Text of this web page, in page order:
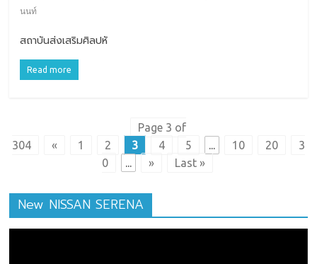
นนท์
สถาบันส่งเสริมศิลปหั
Read more
Page 3 of
304
« 1 2 3 4 5 ... 10 20
3
0
... » Last »
New NISSAN SERENA